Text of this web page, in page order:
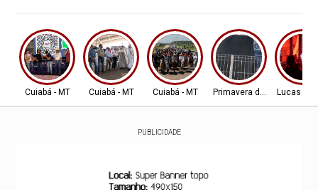
Cuiabá - MT Cuiabá - MT Cuiabá - MT Primavera do LesteLucas do
PUBLICIDADE